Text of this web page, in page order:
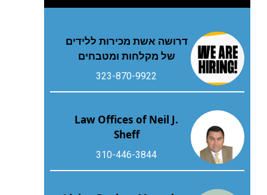
דרושה אשת מכירות ללידים
של מקלחות ומטבחים
323-870-9922
Law Offices of Neil J.
Sheff
310-446-3844